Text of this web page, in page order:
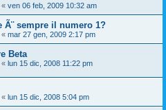
« ven 06 feb, 2009 10:32 am
Ã¨ sempre il numero 1?
« mar 27 gen, 2009 2:17 pm
Beta
« lun 15 dic, 2008 11:22 pm
« lun 15 dic, 2008 5:04 pm